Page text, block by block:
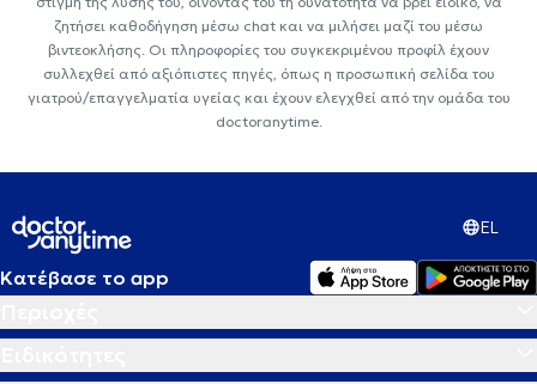
ζητήσει καθοδήγηση μέσω chat και να μιλήσει μαζί του μέσω
βιντεοκλήσης. Οι πληροφορίες του συγκεκριμένου προφίλ έχουν
συλλεχθεί από αξιόπιστες πηγές, όπως η προσωπική σελίδα του
γιατρού/επαγγελματία υγείας και έχουν ελεγχθεί από την ομάδα του
doctoranytime.
EL
Κατέβασε το app